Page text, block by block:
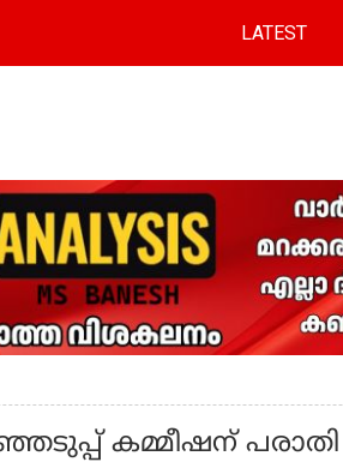
LATEST
കമ്മീഷന് പരാതി